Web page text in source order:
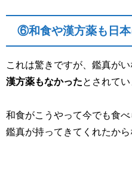
⑥和食や漢方薬も日本
これは驚きですが、鑑真がい
漢方薬もなかった とされてい
和食がこうやって今でも食
鑑真が持ってきてくれたから